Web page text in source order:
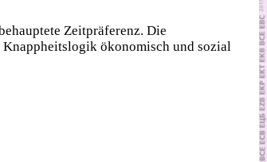
Zeitpräferenz. Die
ökonomisch und sozial